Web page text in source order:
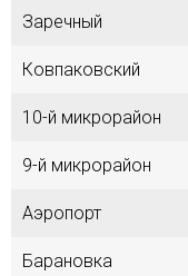
Заречный
Ковпаковский
10-й микрорайон
9-й микрорайон
Аэропорт
Барановка